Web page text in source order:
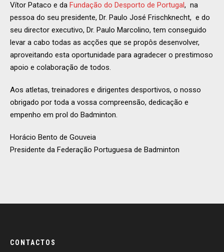
Vítor Pataco e da Fundação do Desporto de Portugal, na
pessoa do seu presidente, Dr. Paulo José Frischknecht, e do
seu director executivo, Dr. Paulo Marcolino, tem conseguido
levar a cabo todas as acções que se propôs desenvolver,
aproveitando esta oportunidade para agradecer o prestimoso
apoio e colaboração de todos.
Aos atletas, treinadores e dirigentes desportivos, o nosso
obrigado por toda a vossa compreensão, dedicação e
empenho em prol do Badminton.
Horácio Bento de Gouveia
Presidente da Federação Portuguesa de Badminton
CONTACTOS